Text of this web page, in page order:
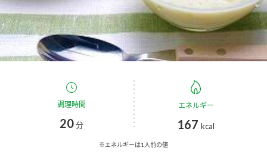
みりん風・料理酒 鍋用調味料
つゆ たれ
スープ 中華
商品ブランドサイト
Fibee（ファイビー）
くらしプラ酢
カンタン酢
お酢ドリンク
企業情報
国内事業概要
企業理念
ミツカンの歴史
ミツカンを知る
環境への取り組み
調理時間
20分
エネルギー
167 kcal
※エネルギーは1人前の値